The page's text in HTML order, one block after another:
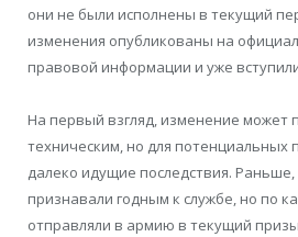
они не были исполнены в текущий
изменения опубликованы на
правовой информации и уже
На первый взгляд, изменение может
техническим, но для
далеко идущие последствия. Раньше,
признавали годным к службе, но по
отправляли в армию в текущий